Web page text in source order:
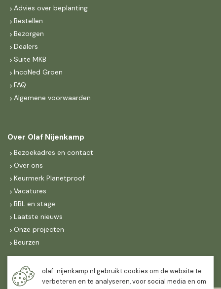
Advies over beplanting
Bestellen
Bezorgen
Dealers
Suite MKB
IncoNed Groen
FAQ
Algemene voorwaarden
Over Olaf Nijenkamp
Bezoekadres en contact
Over ons
Keurmerk Planetproof
Vacatures
BBL en stage
Laatste nieuws
Onze projecten
Beurzen
Maandag t/m vrijdag
07:30- 16:30
olaf-nijenkamp.nl gebruikt cookies om de website te
verbeteren en te analyseren, voor social media en om